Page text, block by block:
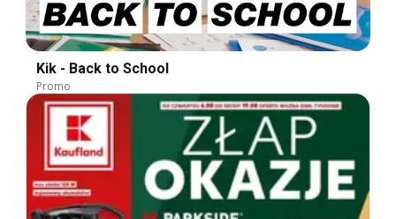
Kik - Back to School
Promo